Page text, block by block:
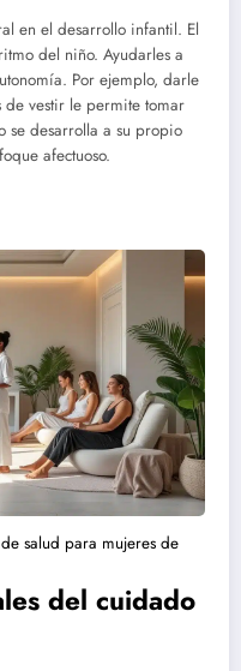
en el desarrollo infantil. El
del niño. Ayudarles a
Por ejemplo, darle
vestir le permite tomar
se desarrolla a su propio
afectuoso.
salud para mujeres de
del cuidado